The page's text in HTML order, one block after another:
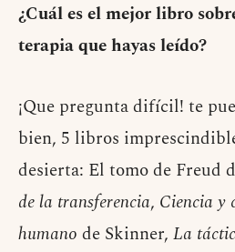
¿Cuál es el mejor libro
terapia que hayas leído?
¡Que pregunta difícil! te
bien, 5 libros
desierta: El tomo de Freud
de la transferencia, Ciencia y
humano de Skinner, La